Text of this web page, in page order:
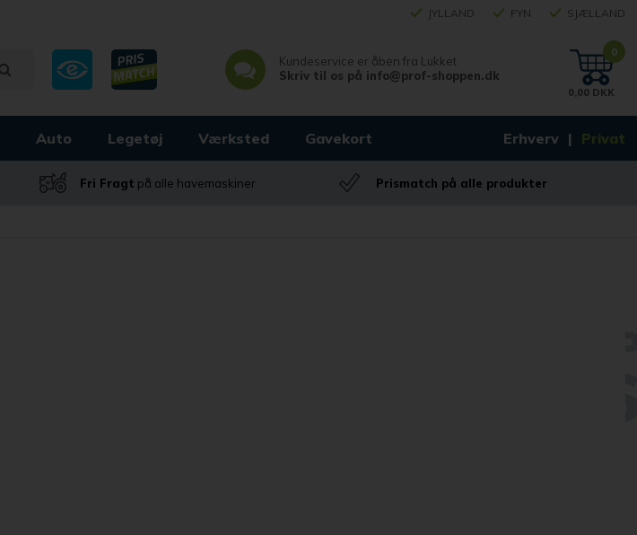
Erhverv Privat
JYLLAND FYN SJÆLLAND
Kundeservice er åben fra Lukket
Skriv til os på info@prof-shoppen.dk
0
0,00 DKK
Auto Legetøj Værksted Gavekort
Fri Fragt på alle havemaskiner Prismatch på alle produkter